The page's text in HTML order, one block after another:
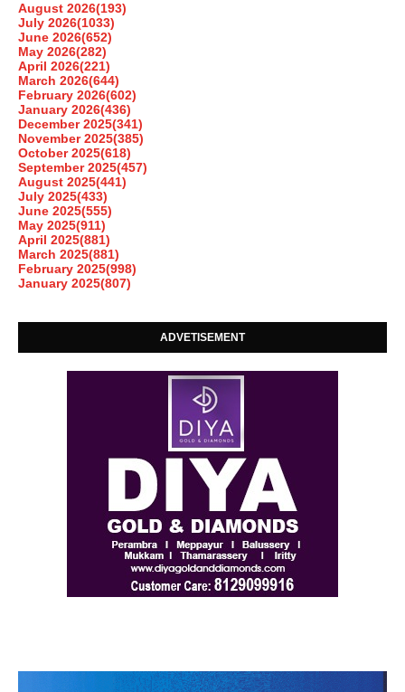
August 2026(193)
July 2026(1033)
June 2026(652)
May 2026(282)
April 2026(221)
March 2026(644)
February 2026(602)
January 2026(436)
December 2025(341)
November 2025(385)
October 2025(618)
September 2025(457)
August 2025(441)
July 2025(433)
June 2025(555)
May 2025(911)
April 2025(881)
March 2025(881)
February 2025(998)
January 2025(807)
ADVETISEMENT